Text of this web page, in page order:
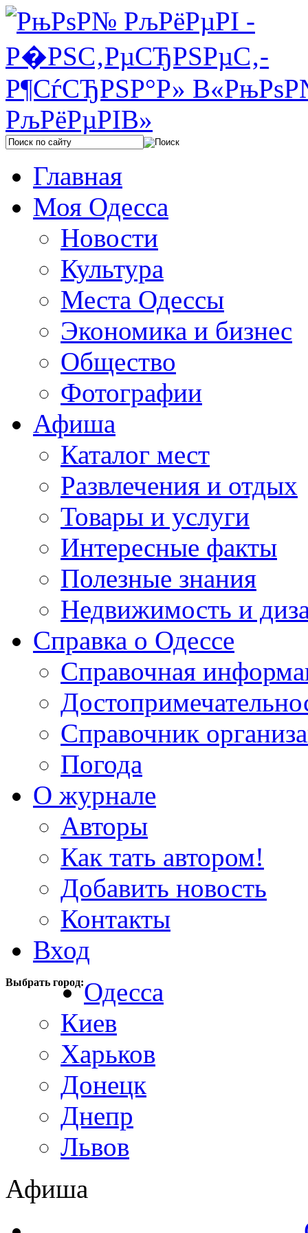
Главная
Моя Одесса
Новости
Культура
Места Одессы
Экономика и бизнес
Общество
Фотографии
Афиша
Каталог мест
Развлечения и отдых
Товары и услуги
Интересные факты
Полезные знания
Недвижимость и
Справка о Одессе
Справочная
Справочник
Погода
О журнале
Авторы
Как тать автором!
Добавить новость
Контакты
Вход
Выбрать город:Одесса
Киев
Харьков
Донецк
Днепр
Львов
Афиша